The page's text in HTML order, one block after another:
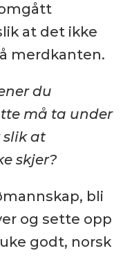
at det ikke
merdkanten.
du
må ta under
at
skjer?
bli
og sette opp
godt, norsk